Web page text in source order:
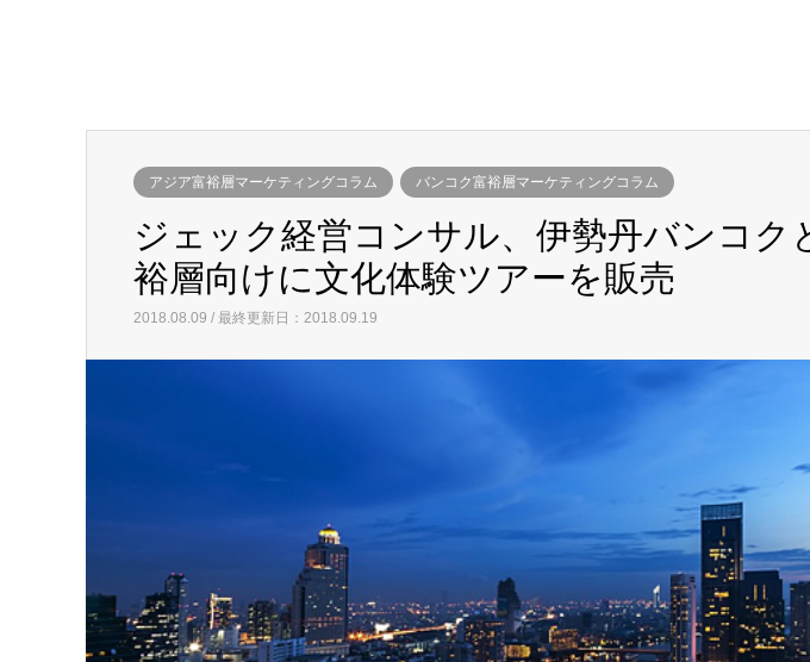
アジア富裕層マーケティングコラム バンコク富裕層マーケティングコラム
ジェック経営コンサル、伊勢丹バンコク
裕層向けに文化体験ツアーを販売
2018.08.09 / 最終更新日：2018.09.19